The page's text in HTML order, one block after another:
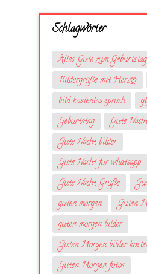
Schlagwörter
Alles Gute zum Geburtstag
Bildergrüße mit Herzღ
bild kostenlos spruch
Geburtstag
Gute
Gute Nacht bilder
Gute Nacht für whatsapp
Gute Nacht Grüße
guten morgen
Guten
guten morgen bilder
Guten Morgen bilder
Guten Morgen fotos